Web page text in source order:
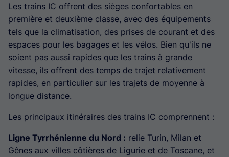
Les trains IC offrent des sièges confortables en
première et deuxième classe, avec des équipements
tels que la climatisation, des prises de courant et des
espaces pour les bagages et les vélos. Bien qu'ils ne
soient pas aussi rapides que les trains à grande
vitesse, ils offrent des temps de trajet relativement
rapides, en particulier sur les trajets de moyenne à
longue distance.
Les principaux itinéraires des trains IC comprennent :
Ligne Tyrrhénienne du Nord : relie Turin, Milan et
Gênes aux villes côtières de Ligurie et de Toscane, et